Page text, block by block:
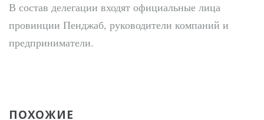
В состав делегации входят официальные лица
провинции Пенджаб, руководители компаний и
предприниматели.
ПОХОЖИЕ